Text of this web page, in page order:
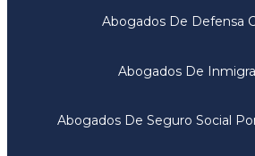
Abogados De Defensa
Abogados De
Abogados De Seguro Social